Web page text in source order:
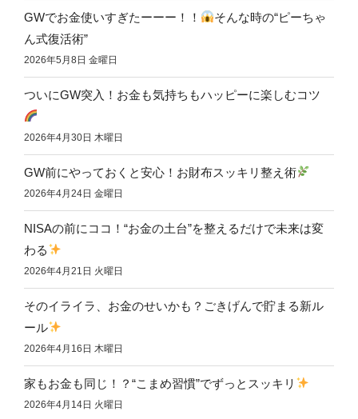
GWでお金使いすぎたーーー！！
そんな時の“ピーちゃ
ん式復活術”
2026年5月8日 金曜日
ついにGW突入！お金も気持ちもハッピーに楽しむコツ
2026年4月30日 木曜日
GW前にやっておくと安心！お財布スッキリ整え術
2026年4月24日 金曜日
NISAの前にココ！“お金の土台”を整えるだけで未来は変
わる
2026年4月21日 火曜日
そのイライラ、お金のせいかも？ごきげんで貯まる新ル
ール
2026年4月16日 木曜日
家もお金も同じ！？“こまめ習慣”でずっとスッキリ
2026年4月14日 火曜日